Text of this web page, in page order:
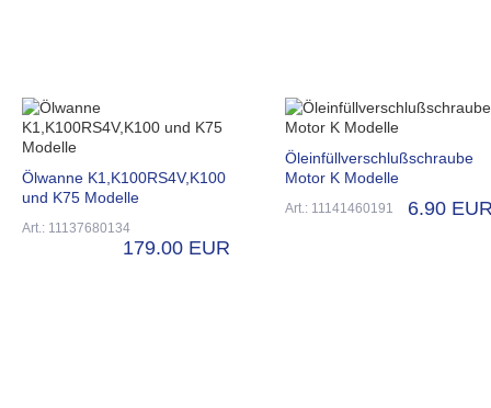
Ölwanne K1,K100RS4V,K100
und K75 Modelle
Art.: 11137680134
179.00 EUR
Öleinfüllverschlußschraube
Motor K Modelle
Art.: 11141460191 6.90